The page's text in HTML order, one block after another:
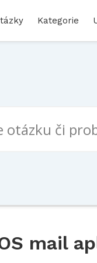
Kategorie
mail